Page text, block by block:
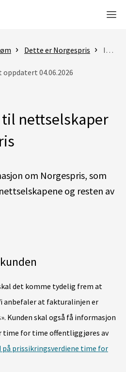
Dette er Norgespris Informasjon til nettselskaper om Norgespris
oppdatert 04.06.2026
nettselskaper
om Norgespris, som
og resten av
det komme tydelig frem at
anbefaler at fakturalinjen er
Kunden skal også få informasjon
time for time offentliggjøres av
på prissikringsverdiene time for